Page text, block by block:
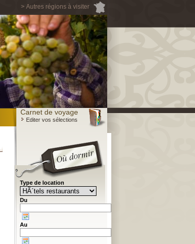
> Autres régions à visiter
Carnet de voyage
Editer vos sélections
Type de location
Du
Au